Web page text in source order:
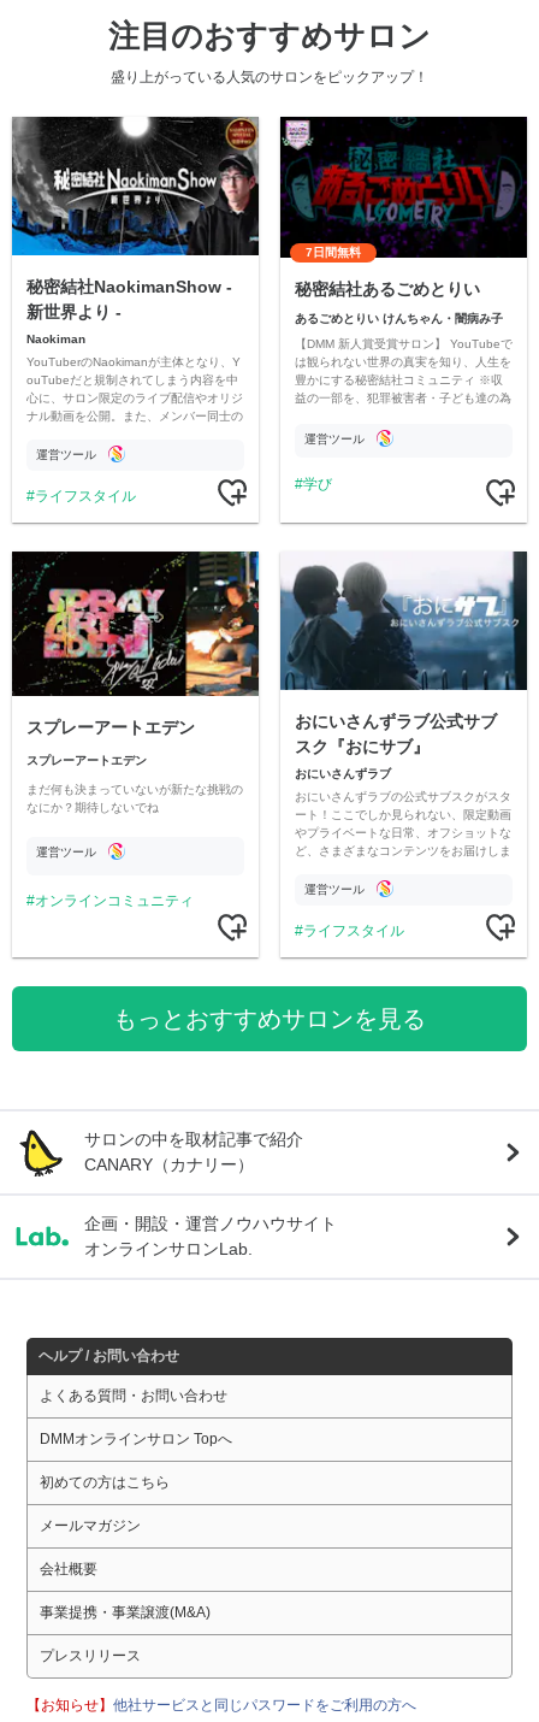
注目のおすすめサロン
盛り上がっている人気のサロンをピックアップ！
秘密結社NaokimanShow -
新世界より -
Naokiman
YouTuberのNaokimanが主体となり、Y
ouTubeだと規制されてしまう内容を中
心に、サロン限定のライブ配信やオリジ
ナル動画を公開。また、メンバー同士の
ただいています。
運営ツール
ライフスタイル
7日間無料
秘密結社あるごめとりい
あるごめとりい けんちゃん・闇病み子
【DMM 新人賞受賞サロン】 YouTubeで
は観られない世界の真実を知り、人生を
豊かにする秘密結社コミュニティ ※収
益の一部を、犯罪被害者・子ども達の為
す運営ツール
学び
スプレーアートエデン
スプレーアートエデン
まだ何も決まっていないが新たな挑戦の
なにか？期待しないでね
運営ツール
オンラインコミュニティ
おにいさんずラブ公式サブ
スク『おにサブ』
おにいさんずラブ
おにいさんずラブの公式サブスクがスタ
ート！ここでしか見られない、限定動画
やプライベートな日常、オフショットな
ど、さまざまなコンテンツをお届けしま
運営ツール
ライフスタイル
もっとおすすめサロンを見る
サロンの中を取材記事で紹介
CANARY（カナリー）
企画・開設・運営ノウハウサイト
オンラインサロンLab.
ヘルプ / お問い合わせ
よくある質問・お問い合わせ
DMMオンラインサロン Topへ
初めての方はこちら
メールマガジン
会社概要
事業提携・事業譲渡(M&A)
プレスリリース
【お知らせ】他社サービスと同じパスワードをご利用の方へ